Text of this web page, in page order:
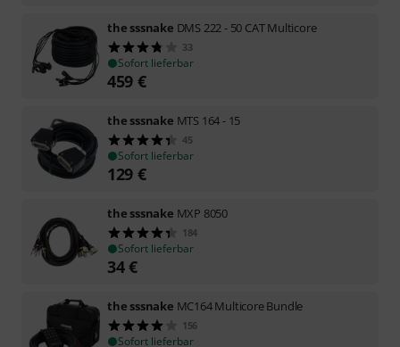
the sssnake DMS 222 - 50 CAT Multicore
33
Sofort lieferbar
459 €
the sssnake MTS 164 - 15
45
Sofort lieferbar
129 €
the sssnake MXP 8050
184
Sofort lieferbar
34€
the sssnake MC164 Multicore Bundle
156
Sofort lieferbar